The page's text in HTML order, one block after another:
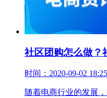
社区团购怎么做？
时间：2020-09-02
随着电商行业的发展